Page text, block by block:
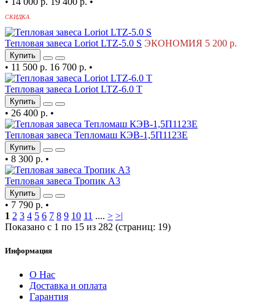
СКИДКА
Тепловая завеса Loriot LTZ-5.0 S ЭКОНОМИЯ 5 200 р.
Купить
• 11 500 р. 16 700 р. •
Тепловая завеса Loriot LTZ-6.0 T
Купить
• 26 400 р. •
Тепловая завеса Тепломаш КЭВ-1,5П1123Е
Купить
• 8 300 р. •
Тепловая завеса Тропик А3
Купить
• 7 790 р. •
1 2 3 4 5 6 7 8 9 10 11 .... > >|
Показано с 1 по 15 из 282 (страниц: 19)
Информация
О Нас
Доставка и оплата
Гарантия